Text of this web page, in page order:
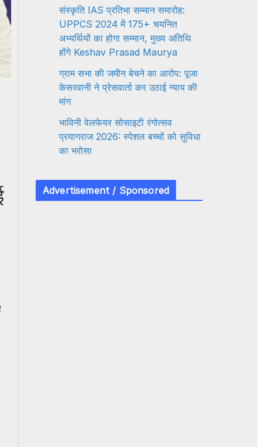
संस्कृति IAS प्रतिभा सम्मान समारोह:
UPPCS 2024 में 175+ चयनित
अभ्यर्थियों का होगा सम्मान, मुख्य अतिथि
होंगे Keshav Prasad Maurya
ग्राम सभा की जमीन बेचने का आरोप: पूजा
केसरवानी ने प्रेसवार्ता कर उठाई न्याय की
मांग
भाविनी वेलफेयर सोसाइटी रंगोत्सव
प्रयागराज 2026: स्पेशल बच्चों को सुविधा
का भरोसा
Advertisement / Sponsored